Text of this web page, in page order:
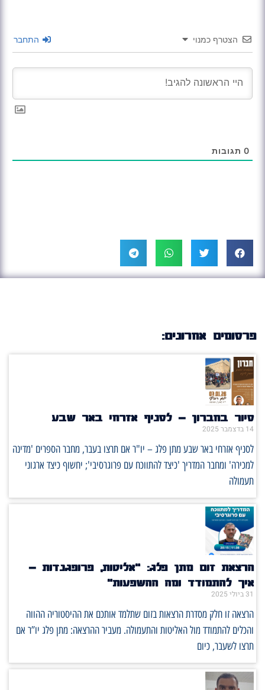
הצטרף כמנוי התחבר
0 תגובות
פרסומים אחרונים:
סיור בחברון – לסניף אזרחי באר שבע
14 בדצמבר 2025
לסניף אזרחי באר שבע מתן פלג – יו"ר אם תרצו בעבר, מחבר הספרים 'מדינה
למכירה' ומחבר המדריך 'כיצד להתווכח עם פרוגרסיבי'; יחשוף כיצד ארגוני
תעמולה
הרצאת זום מתן פלג: "אליטות, פרופגנדות –
איך להתמודד ומה ההשפעות"
31 ביולי 2025
הרצאה זו חלק מסדרת הרצאות בזום שתלמד אותכם את ההיסטוריה ההווה
והכלים להתמודד מול האליטות והתעמולה. מעביר ההרצאה: מתן פלג יו”ר אם
תרצו לשעבר, כיום